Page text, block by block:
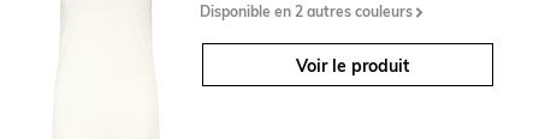
Disponible en 2 autres couleurs
Voir le produit